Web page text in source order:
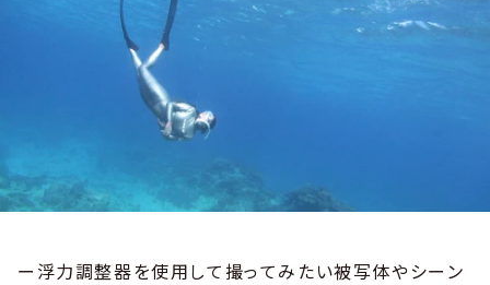
ー浮力調整器を使用して撮ってみたい被写体やシーン